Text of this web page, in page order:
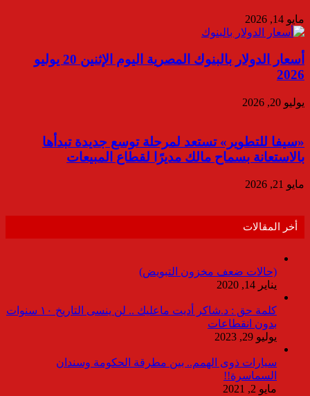
مايو 14, 2026
أسعار الدولار بالبنوك المصرية اليوم الإثنين 20 يوليو
2026
يوليو 20, 2026
«سيفا للتطوير» تستعد لمرحلة توسع جديدة تبدأها
بالاستعانة بسماح مالك مديرًا لقطاع المبيعات
مايو 21, 2026
أخر المقالات
(حالات ضعف مخزون التبويض)
يناير 14, 2020
كلمة حق : د.شاكر أديت ماعليك .. لن ينسى التاريخ ١٠ سنوات
بدون انقطاعات
يوليو 29, 2023
سيارات ذوى الهمم.. بين مطرقة الحكومة وسندان
السماسرة!!
مايو 2, 2021